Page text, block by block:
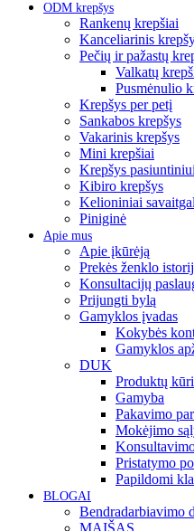
ODM krepšys
Rankenų krepšiai
Kanceliarinis
Pečių ir pažastų
Valkatų
Pusmėnulio
Krepšys per petį
Sankabos krepšys
Vakarinis krepšys
Mini krepšiai
Krepšys pasiuntiniui
Kibiro krepšys
Kelioniniai
Piniginė
Apie mus
Apie įkūrėją
Prekės ženklo
Konsultacijų
Prijungti bylą
Gamyklos įvadas
Kokybės
Gamyklos
DUK
Produktų
Gamyba
Pakavimo
Mokėjimo
Pristatymo
Papildomi
BLOGAI
Bendradarbiavimo
MAIŠAS